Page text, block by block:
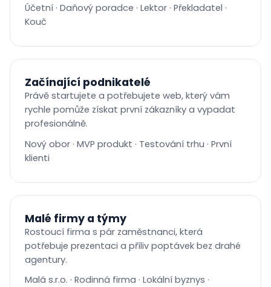
Účetní · Daňový poradce · Lektor · Překladatel ·
Kouč
Začínající podnikatelé
Právě startujete a potřebujete web, který vám
rychle pomůže získat první zákazníky a vypadat
profesionálně.
Nový obor · MVP produkt · Testování trhu · První
klienti
Malé firmy a týmy
Rostoucí firma s pár zaměstnanci, která
potřebuje prezentaci a příliv poptávek bez drahé
agentury.
Malá s.r.o. · Rodinná firma · Lokální byznys ·